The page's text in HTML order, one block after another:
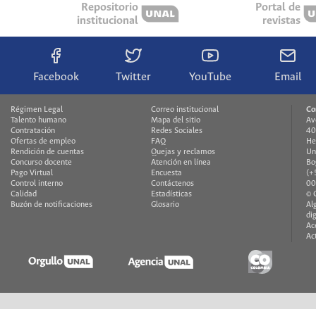
Repositorio
institucional
Portal de
revistas
Facebook Twitter YouTube Email
Régimen Legal
Talento humano
Contratación
Ofertas de empleo
Rendición de cuentas
Concurso docente
Pago Virtual
Control interno
Calidad
Buzón de notificaciones
Correo institucional
Mapa del sitio
Redes Sociales
FAQ
Quejas y reclamos
Atención en línea
Encuesta
Contáctenos
Estadísticas
Glosario
©